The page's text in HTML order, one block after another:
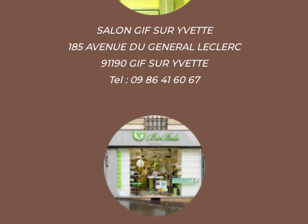
SALON GIF SUR YVETTE
185 AVENUE DU GENERAL LECLERC
91190 GIF SUR YVETTE
Tel : 09 86 41 60 67